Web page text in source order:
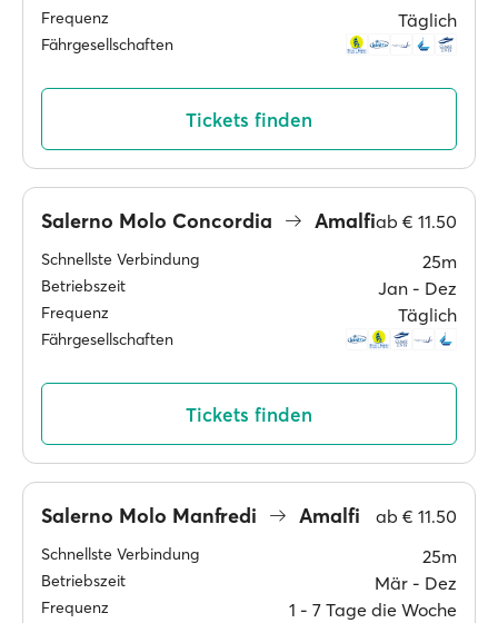
Frequenz Täglich
Fährgesellschaften
Tickets finden
Salerno Molo Concordia Amalfiab € 11.50
Schnellste Verbindung 25m
Betriebszeit Jan ‐ Dez
Frequenz Täglich
Fährgesellschaften
Tickets finden
Salerno Molo Manfredi Amalfi ab € 11.50
Schnellste Verbindung 25m
Betriebszeit Mär ‐ Dez
Frequenz 1 ‐ 7 Tage die Woche